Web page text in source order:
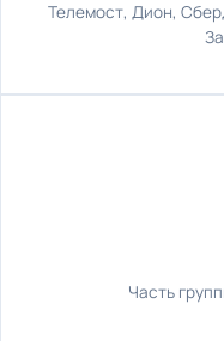
Телемост, Дион,
Часть